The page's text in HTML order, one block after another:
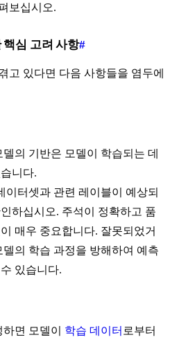
보십시오.
핵심 고려 사항#
고 있다면 다음 사항들을 염두에
델의 기반은 모델이 학습되는 데
니다.
이터셋과 관련 레이블이 예상되
하십시오. 주석이 정확하고 품
매우 중요합니다. 잘못되었거
의 학습 과정을 방해하여 예측
있습니다.
면 모델이 학습 데이터 로부터